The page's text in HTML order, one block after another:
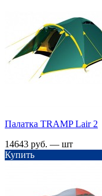
Палатка TRАMP Lair 2
14643 руб. — шт
Купить